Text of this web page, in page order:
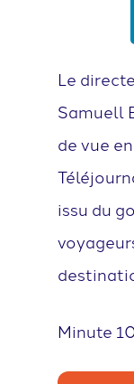
Le
Samuell
de vue
issu du
Minute